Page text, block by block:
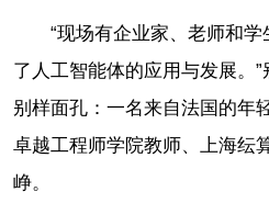
“现场有企业家、老师和
了人工智能体的应用与发展。
别样面孔：一名来自法国的年
卓越工程师学院教师、上海纭
峥。